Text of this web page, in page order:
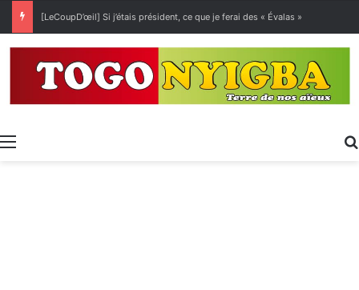
[LeCoupD’œil] Si j’étais président, ce que je ferai des « Évalas »
Menu